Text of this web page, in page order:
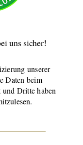
uns sicher!
unserer
Daten beim
und Dritte haben